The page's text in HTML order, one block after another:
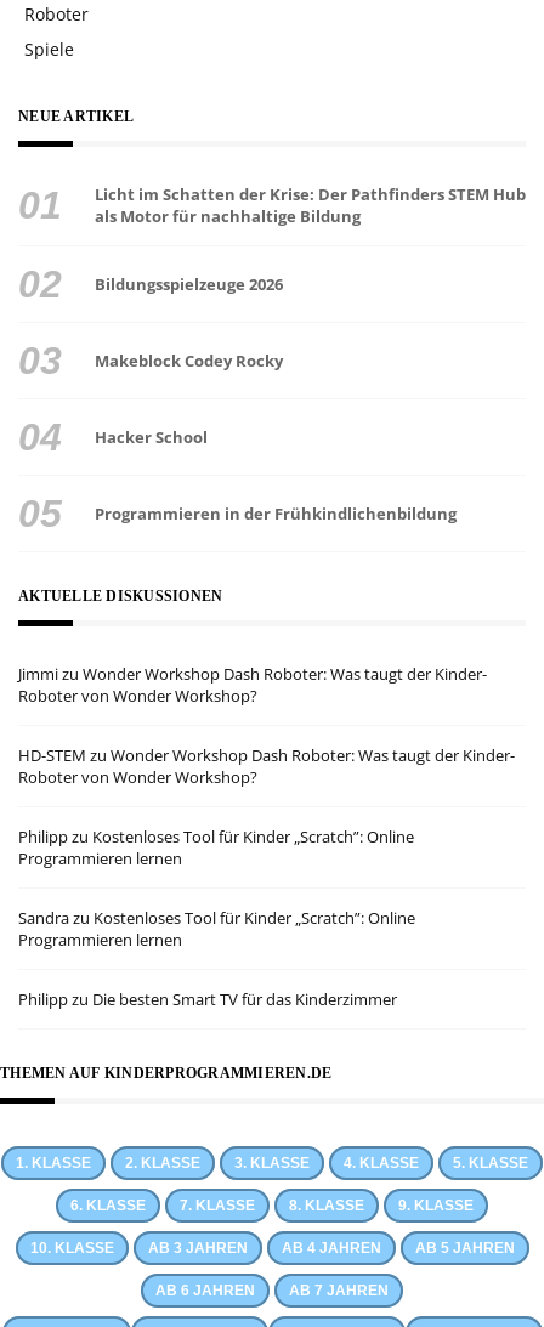
Roboter
Spiele
NEUE ARTIKEL
Licht im Schatten der Krise: Der Pathfinders STEM Hub
als Motor für nachhaltige Bildung
Bildungsspielzeuge 2026
Makeblock Codey Rocky
Hacker School
Programmieren in der Frühkindlichenbildung
AKTUELLE DISKUSSIONEN
Jimmizu Wonder Workshop Dash Roboter: Was taugt der Kinder-
Roboter von Wonder Workshop?
HD-STEM zu Wonder Workshop Dash Roboter: Was taugt der Kinder-
Roboter von Wonder Workshop?
Philippzu Kostenloses Tool für Kinder „Scratch”: Online
Programmieren lernen
Sandrazu Kostenloses Tool für Kinder „Scratch”: Online
Programmieren lernen
Philippzu Die besten Smart TV für das Kinderzimmer
THEMEN AUF KINDERPROGRAMMIEREN.DE
1. KLASSE 2. KLASSE 3. KLASSE 4. KLASSE 5. KLASSE
6. KLASSE 7. KLASSE 8. KLASSE 9. KLASSE
10. KLASSE AB 3 JAHREN AB 4 JAHREN AB 5 JAHREN
AB 6 JAHREN AB 7 JAHREN